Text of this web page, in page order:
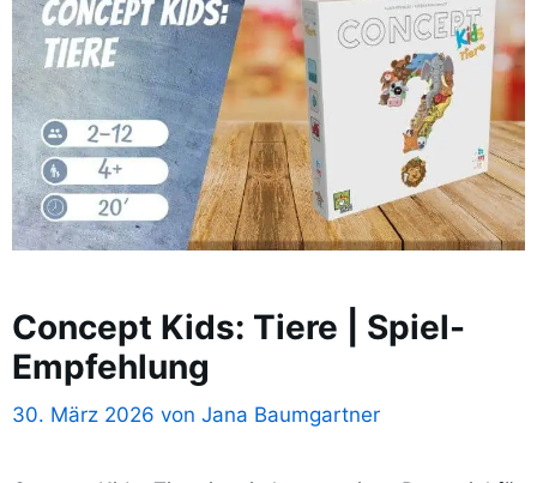
Concept Kids: Tiere | Spiel-
Empfehlung
30. März 2026 von Jana Baumgartner